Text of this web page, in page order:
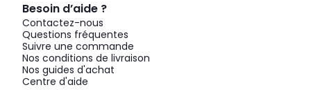
Besoin d’aide ?
Contactez-nous
Questions fréquentes
Suivre une commande
Nos conditions de livraison
Nos guides d'achat
Centre d'aide